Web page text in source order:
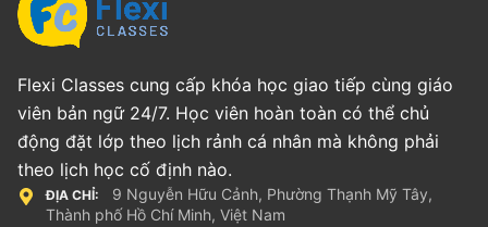
Flexi Classes cung cấp khóa học giao tiếp cùng giáo
viên bản ngữ 24/7. Học viên hoàn toàn có thể chủ
động đặt lớp theo lịch rảnh cá nhân mà không phải
theo lịch học cố định nào.
ĐỊA CHỈ:
9 Nguyễn Hữu Cảnh, Phường Thạnh Mỹ Tây,
Thành phố Hồ Chí Minh, Việt Nam